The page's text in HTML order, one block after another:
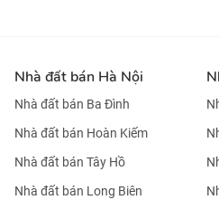
Nhà đất bán Hà Nội
Nhà đất bán Ba Đình
Nhà đất bán Hoàn Kiếm
Nhà đất bán Tây Hồ
Nhà đất bán Long Biên